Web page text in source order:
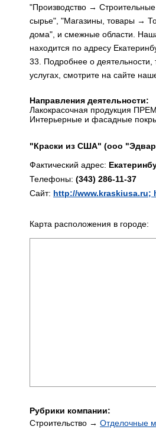
"Производство →
сырье", "Магазины, товары →
дома", и смежные области.
находится по адресу
33. Подробнее о деятельности,
услугах, смотрите на сайте
Направления деятельности:
Лакокрасочная продукция
Интерьерные и фасадные
"Краски из США" (ооо "Эдвар
Фактический адрес:
Телефоны: (343) 286-11-37
Сайт: http://www.kraskiusa.ru;
Карта расположения в городе:
Рубрики компании:
Строительство → Отделочные